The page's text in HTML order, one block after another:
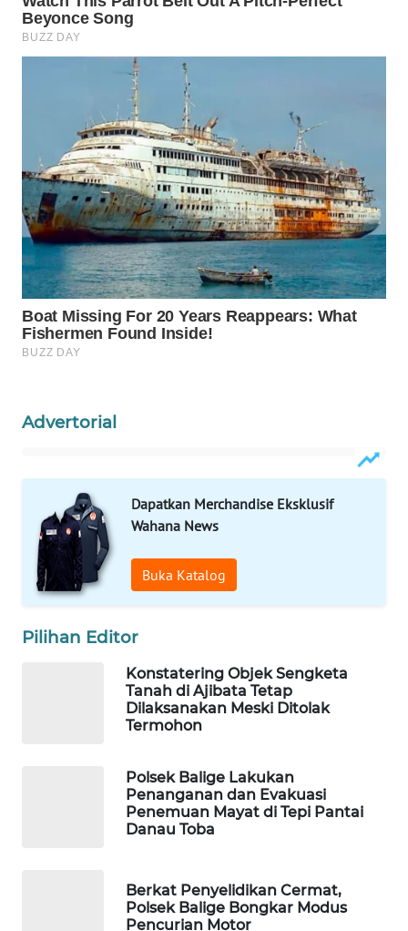
Advertorial
Dapatkan Merchandise Eksklusif
Wahana News
Buka Katalog
Pilihan Editor
Konstatering Objek Sengketa
Tanah di Ajibata Tetap
Dilaksanakan Meski Ditolak
Termohon
Polsek Balige Lakukan
Penanganan dan Evakuasi
Penemuan Mayat di Tepi Pantai
Danau Toba
Berkat Penyelidikan Cermat,
Polsek Balige Bongkar Modus
Pencurian Motor
WAHANA
OTOMOTIF
WAHANA
DESA
WISATA
LAPAK
WAHANA
Wahana
Network
MASYARAKAT
WALINKI
ID
MAWAKA
ID
MARTABAT